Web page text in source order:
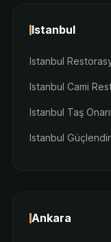
Istanbul
Istanbul
Istanbul Cami
Istanbul Taş
Istanbul
Ankara